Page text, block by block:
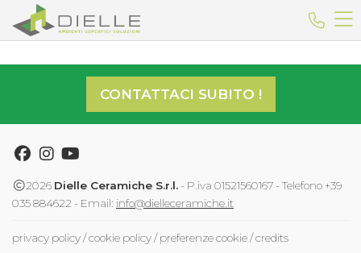
Dielle Ceramiche
CONTATTACI SUBITO !
Facebook
Instagram
Youtube
2026 Dielle Ceramiche S.r.l. - P.iva 01521560167 - Telefono +39
035 884622 - Email: info@dielleceramiche.it
privacy policy/cookie policy/preferenze cookie/credits